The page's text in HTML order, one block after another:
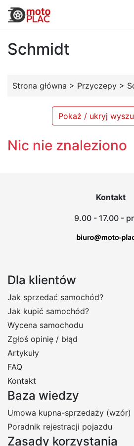
Schmidt
Strona główna > Przyczepy >
Pokaż / ukryj
Nic nie znaleziono
Kontakt
9.00 - 17.00 -
Dla klientów
Jak sprzedać samochód?
Jak kupić samochód?
Wycena samochodu
Zgłoś opinię / błąd
Artykuły
FAQ
Kontakt
Baza wiedzy
Umowa kupna-sprzedaży (wzór)
Poradnik rejestracji pojazdu
Zasady korzystania